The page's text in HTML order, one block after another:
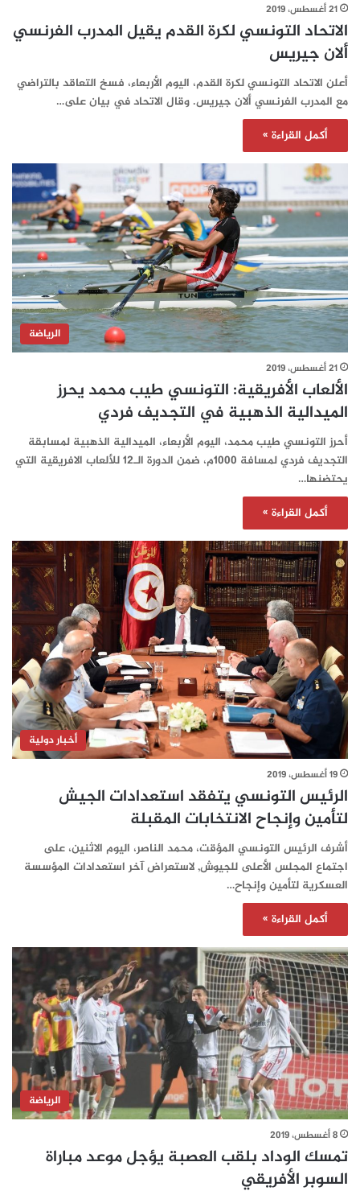
21 أغسطس، 2019
الاتحاد التونسي لكرة القدم يقيل المدرب الفرنسي
ألان جيريس
أعلن الاتحاد التونسي لكرة القدم، اليوم الأربعاء، فسخ التعاقد بالتراضي
مع المدرب الفرنسي ألان جيريس. وقال الاتحاد في بيان على…
أكمل القراءة »
الرياضة
21 أغسطس، 2019
الألعاب الأفريقية: التونسي طيب محمد يحرز
الميدالية الذهبية في التجديف فردي
أحرز التونسي طيب محمد، اليوم الأربعاء، الميدالية الذهبية لمسابقة
التجديف فردي لمسافة 1000م، ضمن الدورة الـ12 للألعاب الافريقية التي
يحتضنها…
أكمل القراءة »
أخبار دولية
19 أغسطس، 2019
الرئيس التونسي يتفقد استعدادات الجيش
لتأمين وإنجاح الانتخابات المقبلة
أشرف الرئيس التونسي المؤقت، محمد الناصر، اليوم الاثنين، على
اجتماع المجلس الأعلى للجيوش, لاستعراض آخر استعدادات المؤسسة
العسكرية لتأمين وإنجاح…
أكمل القراءة »
الرياضة
8 أغسطس، 2019
تمسك الوداد بلقب العصبة يؤجل موعد مباراة
السوبر الأفريقي‎